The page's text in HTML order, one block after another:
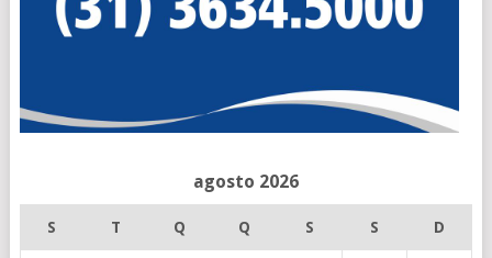
agosto 2026
S T Q Q S S D